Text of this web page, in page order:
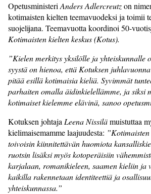
Opetusministeri Anders Adlercreutzon
kotimaisten kielten teemavuodeksi ja toimii
suojelijana. Teemavuotta koordinoi 50-
Kotimaisten kielten keskus (Kotus).
”Kielen merkitys yksilölle ja yhteiskunnalle
syystä on hienoa, että Kotuksen
pitää esillä kotimaisia kieliä. Syvimmät
parhaiten omalla äidinkielellämme, ja siksi
kotimaiset kielemme elävinä, sanoo
Kotuksen johtaja Leena Nissilämuistuttaa
kielimaisemamme laajuudesta:
toivoisin kiinnitettävän huomiota
ruotsin lisäksi myös kotoperäisiin
karjalaan, romanikieleen, saamen kieliin
kaikilla rakennetaan identiteettiä ja
yhteiskunnassa.”